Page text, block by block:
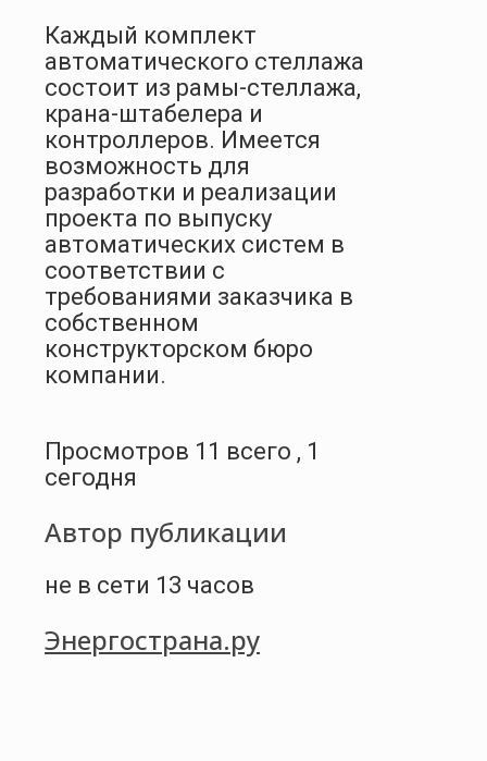
Каждый комплект
автоматического стеллажа
состоит из рамы-стеллажа,
крана-штабелера и
контроллеров. Имеется
возможность для
разработки и реализации
проекта по выпуску
автоматических систем в
соответствии с
требованиями заказчика в
собственном
конструкторском бюро
компании.
Просмотров 11 всего , 1
сегодня
Автор публикации
не в сети 13 часов
Энергострана.ру